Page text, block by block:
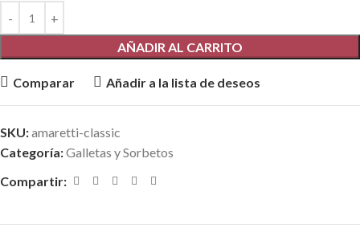
AÑADIR AL CARRITO
Comparar Añadir a la lista de deseos
SKU:amaretti-classic
Categoría:Galletas y Sorbetos
Compartir: